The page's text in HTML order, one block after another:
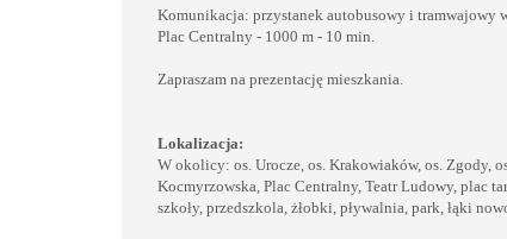
Komunikacja: przystanek autobusowy i tramwajowy
Plac Centralny - 1000 m - 10 min.
Zapraszam na prezentację mieszkania.
Lokalizacja:
W okolicy: os. Urocze, os. Krakowiaków, os. Zgody,
Kocmyrzowska, Plac Centralny, Teatr Ludowy, plac
szkoły, przedszkola, żłobki, pływalnia, park, łąki